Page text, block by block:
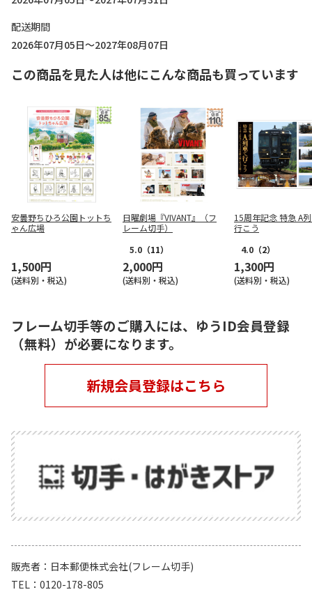
配送期間
2026年07月05日～2027年08月07日
この商品を見た人は他にこんな商品も買っています
安曇野ちひろ公園トットち
ゃん広場
1,500円
(送料別・税込)
日曜劇場『VIVANT』（フ
レーム切手）
5.0 （11）
2,000円
(送料別・税込)
15周年記念 特急 A
行こう
4.0 （2）
1,300円
(送料別・税込)
フレーム切手等のご購入には、ゆうID会員登録
（無料）が必要になります。
新規会員登録はこちら
販売者
日本郵便株式会社(フレーム切手)
TEL
0120-178-805